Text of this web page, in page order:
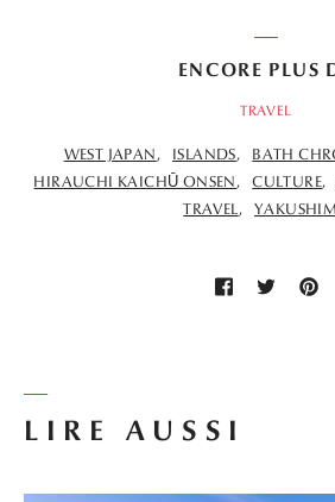
LIRE AUSSI
ENCORE PLUS
TRAVEL
WEST JAPAN ISLANDS BATH
HIRAUCHI KAICHŪ ONSEN
CULTURE
TRAVEL